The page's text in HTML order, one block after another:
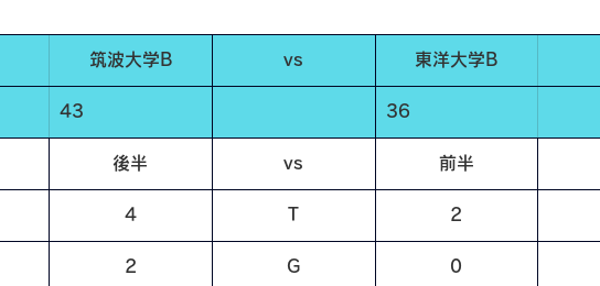
筑波大学B vs 東洋大学B
43 36
後半 vs 前半
4 T 2
2 G 0